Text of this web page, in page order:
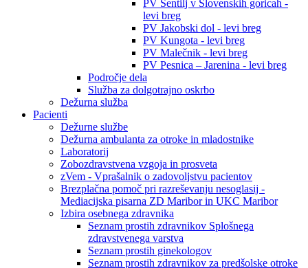
PV Šentilj v Slovenskih goricah -
levi breg
PV Jakobski dol - levi breg
PV Kungota - levi breg
PV Malečnik - levi breg
PV Pesnica – Jarenina - levi breg
Področje dela
Služba za dolgotrajno oskrbo
Dežurna služba
Pacienti
Dežurne službe
Dežurna ambulanta za otroke in mladostnike
Laboratorij
Zobozdravstvena vzgoja in prosveta
zVem - Vprašalnik o zadovoljstvu pacientov
Brezplačna pomoč pri razreševanju nesoglasij -
Mediacijska pisarna ZD Maribor in UKC Maribor
Izbira osebnega zdravnika
Seznam prostih zdravnikov Splošnega
zdravstvenega varstva
Seznam prostih ginekologov
Seznam prostih zdravnikov za predšolske otroke